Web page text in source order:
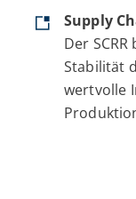
Supply
Der
Stabilität
wertvolle